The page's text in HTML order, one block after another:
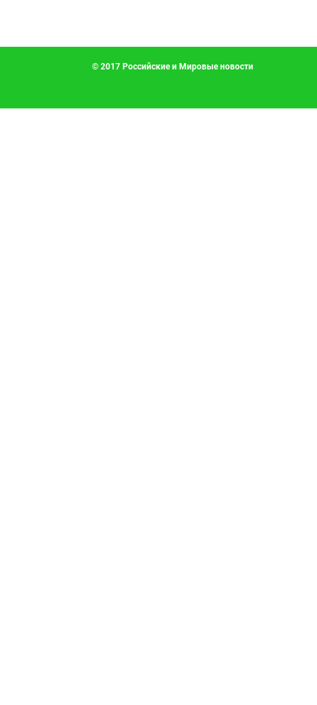
© 2017 Российские и Мировые новости